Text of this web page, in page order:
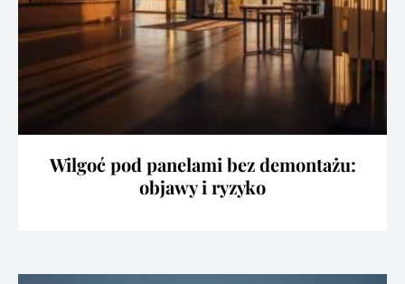
Wilgoć pod panelami bez demontażu:
objawy i ryzyko